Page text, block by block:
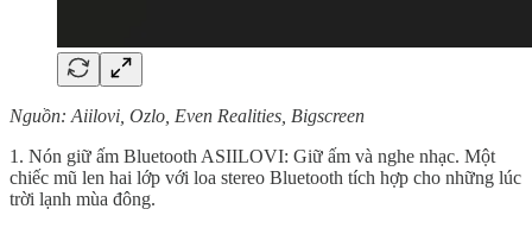
Nguồn: Aiilovi, Ozlo, Even Realities, Bigscreen
1. Nón giữ ấm Bluetooth ASIILOVI: Giữ ấm và nghe nhạc. Một
chiếc mũ len hai lớp với loa stereo Bluetooth tích hợp cho những lúc
trời lạnh mùa đông.